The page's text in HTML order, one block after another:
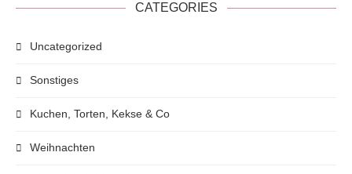
CATEGORIES
Uncategorized
Sonstiges
Kuchen, Torten, Kekse & Co
Weihnachten